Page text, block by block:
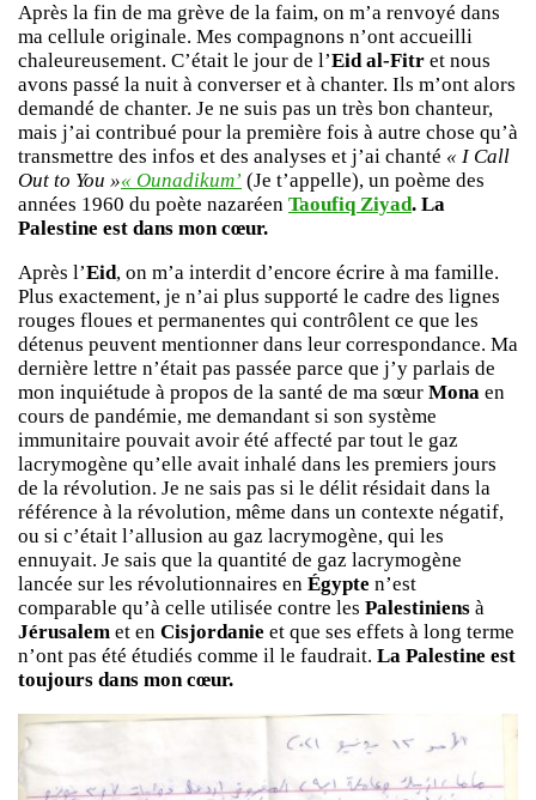
Après la fin de ma grève de la faim, on m’a renvoyé dans
ma cellule originale. Mes compagnons n’ont accueilli
chaleureusement. C’était le jour de l’Eid al-Fitr et nous
avons passé la nuit à converser et à chanter. Ils m’ont alors
demandé de chanter. Je ne suis pas un très bon chanteur,
mais j’ai contribué pour la première fois à autre chose qu’à
transmettre des infos et des analyses et j’ai chanté « I Call
Out to You »« Ounadikum’ (Je t’appelle), un poème des
années 1960 du poète nazaréen Taoufiq Ziyad. La
Palestine est dans mon cœur.
Après l’Eid, on m’a interdit d’encore écrire à ma famille.
Plus exactement, je n’ai plus supporté le cadre des lignes
rouges floues et permanentes qui contrôlent ce que les
détenus peuvent mentionner dans leur correspondance. Ma
dernière lettre n’était pas passée parce que j’y parlais de
mon inquiétude à propos de la santé de ma sœur Mona en
cours de pandémie, me demandant si son système
immunitaire pouvait avoir été affecté par tout le gaz
lacrymogène qu’elle avait inhalé dans les premiers jours
de la révolution. Je ne sais pas si le délit résidait dans la
référence à la révolution, même dans un contexte négatif,
ou si c’était l’allusion au gaz lacrymogène, qui les
ennuyait. Je sais que la quantité de gaz lacrymogène
lancée sur les révolutionnaires en Égypte n’est
comparable qu’à celle utilisée contre les Palestiniens à
Jérusalem et en Cisjordanie et que ses effets à long terme
n’ont pas été étudiés comme il le faudrait. La Palestine est
toujours dans mon cœur.